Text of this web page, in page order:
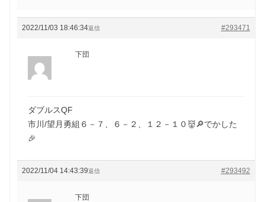
2022/11/03 18:46:34 #293471
返信
下団
ダブルスQF
市川/望月勇組６－７、６－２、１２－１０👹🔎でかした
🎉
2022/11/04 14:43:39 #293492
返信
下団